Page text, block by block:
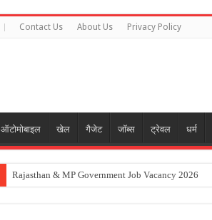
Contact Us About Us Privacy Policy
ऑटोमोबाइल खेल गैजेट जॉब्स ट्रेवल धर्म
Rajasthan & MP Government Job Vacancy 2026